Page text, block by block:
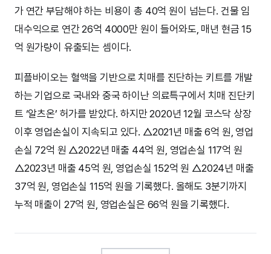
가 연간 부담해야 하는 비용이 총 40억 원이 넘는다. 건물 임
대수익으로 연간 26억 4000만 원이 들어와도, 매년 현금 15
억 원가량이 유출되는 셈이다.
피플바이오는 혈액을 기반으로 치매를 진단하는 키트를 개발
하는 기업으로 국내와 중국 하이난 의료특구에서 치매 진단키
트 ‘알츠온’ 허가를 받았다. 하지만 2020년 12월 코스닥 상장
이후 영업손실이 지속되고 있다. △2021년 매출 6억 원, 영업
손실 72억 원 △2022년 매출 44억 원, 영업손실 117억 원
△2023년 매출 45억 원, 영업손실 152억 원 △2024년 매출
37억 원, 영업손실 115억 원을 기록했다. 올해도 3분기까지
누적 매출이 27억 원, 영업손실은 66억 원을 기록했다.